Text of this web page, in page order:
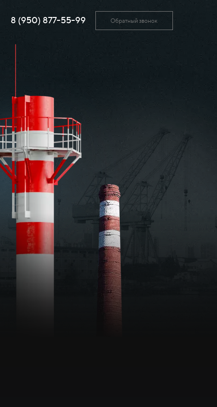
Обратный звонок
8 (950) 877-55-99